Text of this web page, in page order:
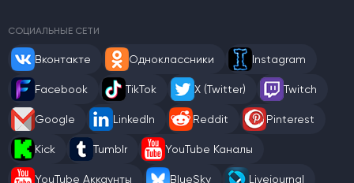
СОЦИАЛЬНЫЕ СЕТИ
Вконтакте Одноклассники Instagram
Facebook TikTok X (Twitter) Twitch
Google LinkedIn Reddit Pinterest
Kick Tumblr YouTube Каналы
YouTube Аккаунты BlueSky Livejournal